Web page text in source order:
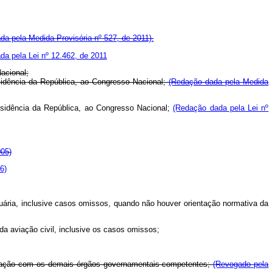
pela Medida Provisória nº 527, de 2011).
pela Lei nº 12.462, de 2011
da República, ao Congresso Nacional;(Redação dada pela Medida
da República, ao Congresso Nacional;(Redação dada pela Lei nº
inclusive casos omissos, quando não houver orientação normativa da
aviação civil, inclusive os casos omissos;
com os demais órgãos governamentais competentes;(Revogado pela